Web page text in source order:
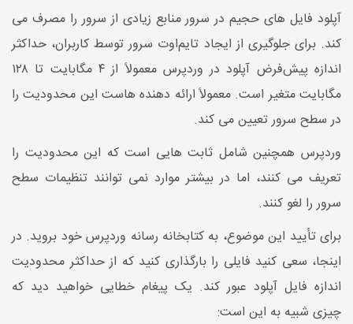
آپلود فایل های حجیم در سرور منابع زیادی از سرور را مصرف می
کند. برای جلوگیری از ایجاد تایم‌اوت سرور توسط کاربران، حداکثر
اندازه پیش‌فرض آپلود در وردپرس معمولاً از ۴ مگابایت تا ۱۲۸
مگابایت متغیر است. معمولاً ارائه دهنده هاست این محدودیت را
در سطح سرور تعیین می کند.
وردپرس همچنین شامل ثابت هایی است که این محدودیت را
تعریف می کنند، اما در بیشتر موارد نمی توانند تنظیمات سطح
سرور را لغو کنند.
برای تأیید این موضوع، به کتابخانه رسانه وردپرس خود بروید. در
اینجا، سعی کنید فایلی را بارگذاری کنید که از حداکثر محدودیت
اندازه فایل آپلود عبور کند. یک پیغام خطایی خواهید دید که
چیزی شبیه به این است: